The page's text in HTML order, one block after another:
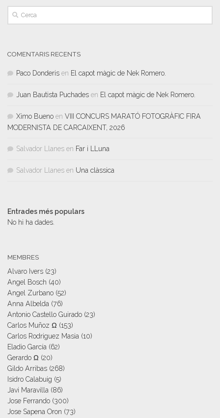
COMENTARIS RECENTS
Paco Donderis en El capot màgic de Nek Romero.
Juan Bautista Puchades en El capot màgic de Nek Romero.
Ximo Bueno en VIII CONCURS MARATÓ FOTOGRÀFIC FIRA
MODERNISTA DE CARCAIXENT, 2026
Salvador Llanes en Far i LLuna
Salvador Llanes en Una clàssica
Entrades més populars
No hi ha dades.
MEMBRES
Alvaro Ivers (23)
Angel Bosch (40)
Angel Zurbano (52)
Anna Albelda (76)
Antonio Castello Guirado (23)
Carlos Muñoz Ω (153)
Carlos Rodriguez Masia (10)
Eladio García (62)
Gerardo Ω (20)
Gildo Arribas (268)
Isidro Calabuig (5)
Javi Maravilla (86)
Jose Ferrando (300)
Jose Sapena Oron (73)